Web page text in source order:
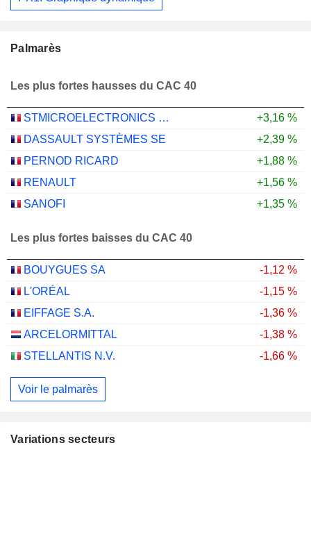
Palmarès
Les plus fortes hausses du CAC 40
STMICROELECTRONICS N.V.
+3,16 %
DASSAULT SYSTÈMES SE
+2,39 %
PERNOD RICARD
+1,88 %
RENAULT
+1,56 %
SANOFI
+1,35 %
Les plus fortes baisses du CAC 40
BOUYGUES SA
-1,12 %
L'ORÉAL
-1,15 %
EIFFAGE S.A.
-1,36 %
ARCELORMITTAL
-1,38 %
STELLANTIS N.V.
-1,66 %
Voir le palmarès
Variations secteurs